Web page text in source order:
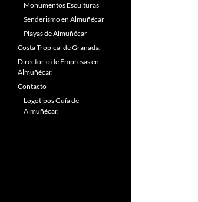
Monumentos Esculturas
Senderismo en Almuñécar
Playas de Almuñécar
Costa Tropical de Granada.
Directorio de Empresas en
Almuñécar.
Contacto
Logotipos Guía de
Almuñécar.